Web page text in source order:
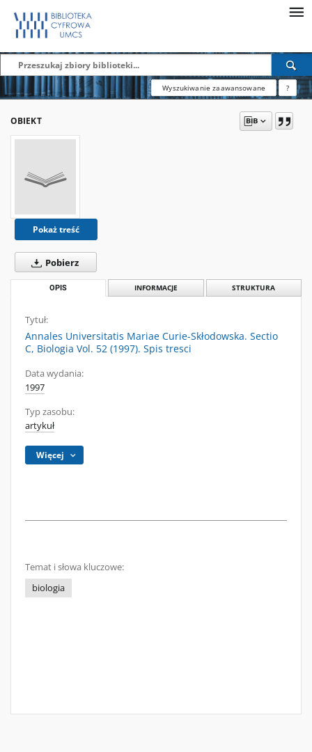
Wyszukiwanie zaawansowane ?
OBIEKT
Pokaż treść
Pobierz
OPIS INFORMACJE STRUKTURA
Tytuł:
Annales Universitatis Mariae Curie-Skłodowska. Sectio
C, Biologia Vol. 52 (1997). Spis tresci
Data wydania:
1997
Typ zasobu:
artykuł
Więcej
Temat i słowa kluczowe:
biologia